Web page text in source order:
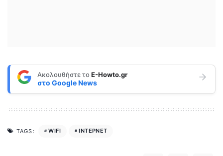
Ακολουθήστε τοE-Howto.gr
στο Google News
TAGS: WIFI ΙΝΤΕΡΝΕΤ